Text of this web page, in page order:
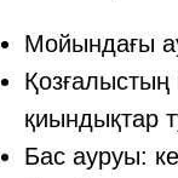
Мойындағы
Қозғалыстың
қиындықтар
Бас ауруы: